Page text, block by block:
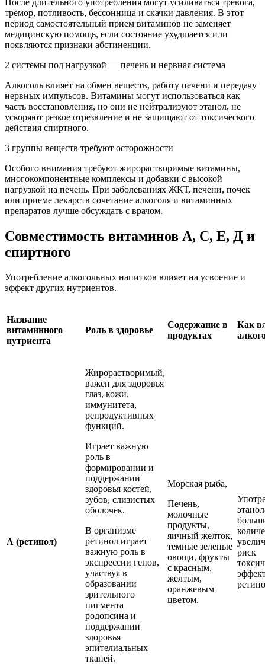
После длительного употребления могут усиливаться тревога,
тремор, потливость, бессонница и скачки давления. В этот
период самостоятельный прием витаминов не заменяет
медицинскую помощь, если состояние ухудшается или
появляются признаки абстиненции.
2 системы под нагрузкой — печень и нервная система
Алкоголь влияет на обмен веществ, работу печени и передачу
нервных импульсов. Витамины могут использоваться как
часть восстановления, но они не нейтрализуют этанол, не
ускоряют резкое отрезвление и не защищают от токсического
действия спиртного.
3 группы веществ требуют осторожности
Особого внимания требуют жирорастворимые витамины,
многокомпонентные комплексы и добавки с высокой
нагрузкой на печень. При заболеваниях ЖКТ, печени, почек
или приеме лекарств сочетание алкоголя и витаминных
препаратов лучше обсуждать с врачом.
Совместимость витаминов А, С, Е, Д и
спиртного
Употребление алкогольных напитков влияет на усвоение и
эффект других нутриентов.
Название
витаминного
нутриента
Роль в здоровье
Содержание в
продуктах
Как
А (ретинол)
Жирорастворимый,
важен для здоровья
глаз, кожи,
иммунитета,
репродуктивных
функций.
Играет важную
роль в
формировании и
поддержании
здоровья костей,
зубов, слизистых
оболочек.
В организме
ретинол играет
важную роль в
экспрессии генов,
участвуя в
образовании
зрительного
пигмента
родопсина и
поддержании
здоровья
эпителиальных
тканей.
Морская рыба,
Печень,
молочные
продукты,
яичный желток,
темные зеленые
овощи, фрукты
с красным,
желтым,
оранжевым
цветом.
риск